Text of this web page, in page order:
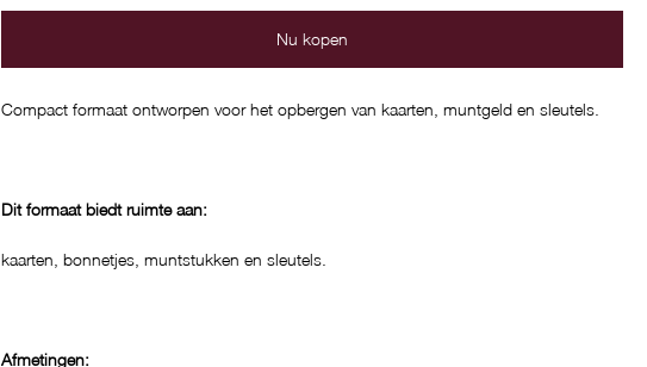
Nu kopen
Compact formaat ontworpen voor het opbergen van kaarten, muntgeld en sleutels.
Dit formaat biedt ruimte aan:
kaarten, bonnetjes, muntstukken en sleutels.
Afmetingen: